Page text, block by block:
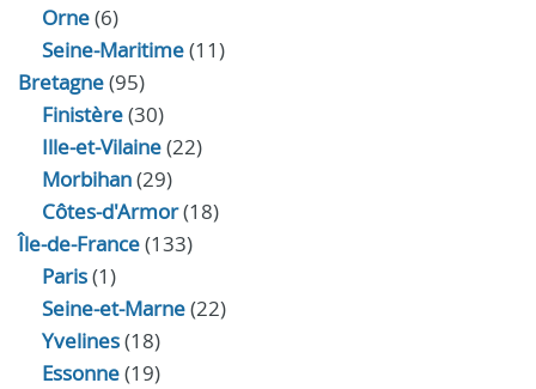
Orne(6)
Seine-Maritime(11)
Bretagne(95)
Finistère(30)
Ille-et-Vilaine(22)
Morbihan(29)
Côtes-d'Armor(18)
Île-de-France(133)
Paris(1)
Seine-et-Marne(22)
Yvelines(18)
Essonne(19)